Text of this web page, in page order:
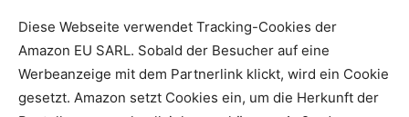
Diese Webseite verwendet Tracking-Cookies der
Amazon EU SARL. Sobald der Besucher auf eine
Werbeanzeige mit dem Partnerlink klickt, wird ein Cookie
gesetzt. Amazon setzt Cookies ein, um die Herkunft der